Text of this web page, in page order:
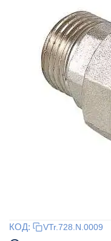
КОД: VTr.728.N.0009